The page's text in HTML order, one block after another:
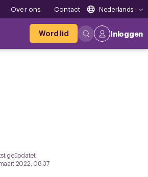
Over ons Contact Nederlands
Word lid Inloggen
geüpdatet
2022, 08:37